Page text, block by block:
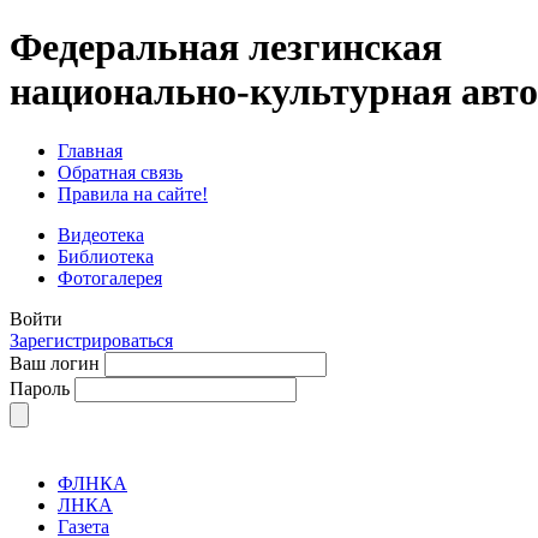
Федеральная лезгинская
национально-культурная
Главная
Обратная связь
Правила на сайте!
Видеотека
Библиотека
Фотогалерея
Войти
Зарегистрироваться
Ваш логин
Пароль
ФЛНКА
ЛНКА
Газета